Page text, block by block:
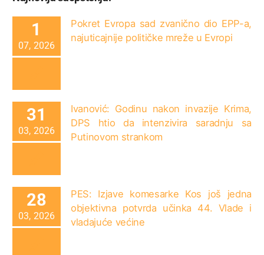
1
07, 2026
Pokret Evropa sad zvanično dio EPP-a,
najuticajnije političke mreže u Evropi
31
03, 2026
Ivanović: Godinu nakon invazije Krima,
DPS htio da intenzivira saradnju sa
Putinovom strankom
28
03, 2026
PES: Izjave komesarke Kos još jedna
objektivna potvrda učinka 44. Vlade i
vladajuće većine